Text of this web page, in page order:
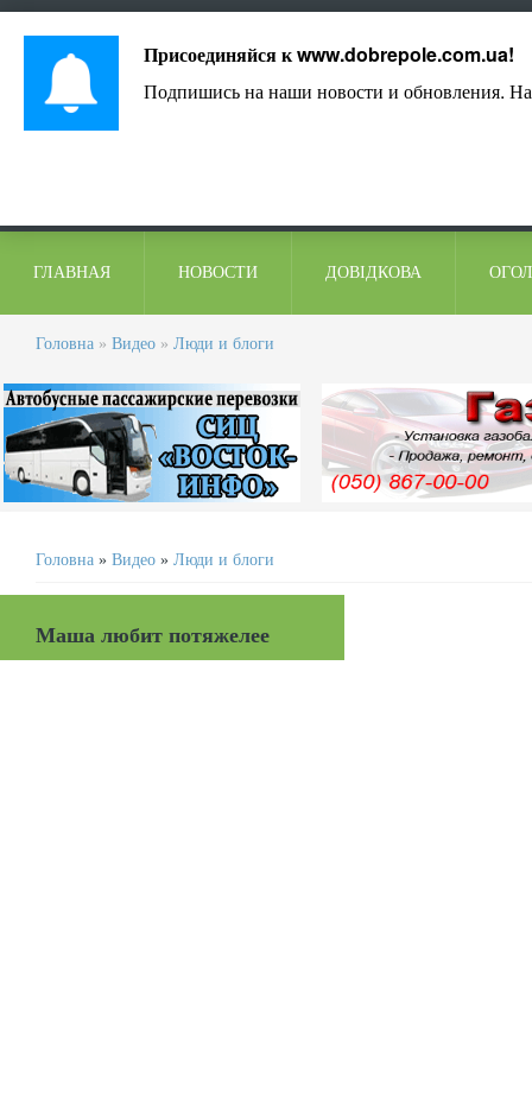
ГЛАВНАЯ НОВОСТИ ДОВІДКОВА
Головна » Видео » Люди и блоги
Головна » Видео » Люди и блоги
Маша любит потяжелее
Присоединяйся кwww.dobrepole.com.ua!
Подпишись на наши новости и обновления.